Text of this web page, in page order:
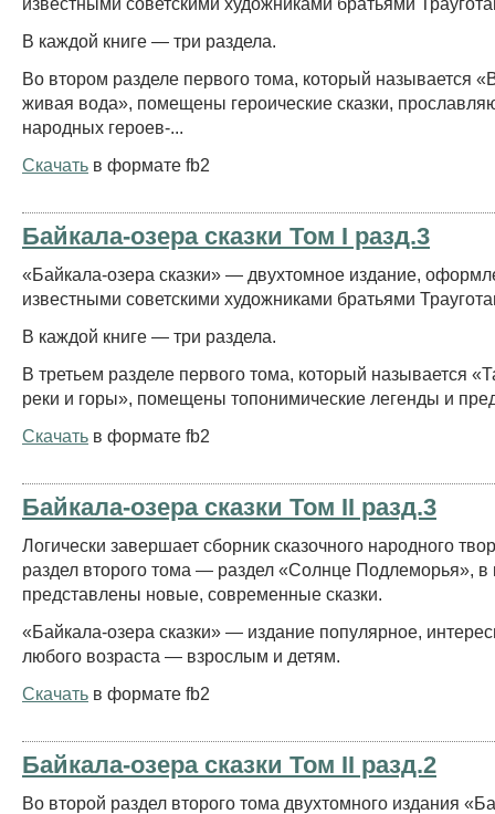
В каждой книге — три раздела.
Во втором разделе первого тома, который называется
живая вода», помещены героические сказки,
народных героев-...
Скачать в формате fb2
Байкала-озера сказки Том I разд.3
«Байкала-озера сказки» — двухтомное издание,
известными советскими художниками братьями
В каждой книге — три раздела.
В третьем разделе первого тома, который называется
реки и горы», помещены топонимические легенды и
Скачать в формате fb2
Байкала-озера сказки Том II разд.3
Логически завершает сборник сказочного народного
раздел второго тома — раздел «Солнце Подлеморья», в
представлены новые, современные сказки.
«Байкала-озера сказки» — издание популярное,
любого возраста — взрослым и детям.
Скачать в формате fb2
Байкала-озера сказки Том II разд.2
Во второй раздел второго тома двухтомного издания